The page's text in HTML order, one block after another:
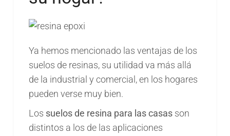
Ya hemos mencionado las ventajas de los
suelos de resinas, su utilidad va más allá
de la industrial y comercial, en los hogares
pueden verse muy bien.
Los suelos de resina para las casas son
distintos a los de las aplicaciones